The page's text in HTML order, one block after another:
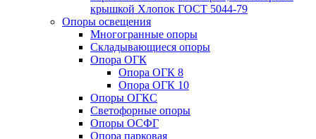
крышкой Хлопок ГОСТ 5044-79
Опоры освещения
Многогранные опоры
Складывающиеся опоры
Опора ОГК
Опора ОГК 8
Опора ОГК 10
Опоры ОГКС
Светофорные опоры
Опоры ОСФГ
Опора парковая